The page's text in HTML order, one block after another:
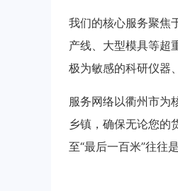
我们的核心服务聚焦
产线、大型模具等超
极为敏感的科研仪器
服务网络以衢州市为
乡镇，确保无论您的
至“最后一百米”往往